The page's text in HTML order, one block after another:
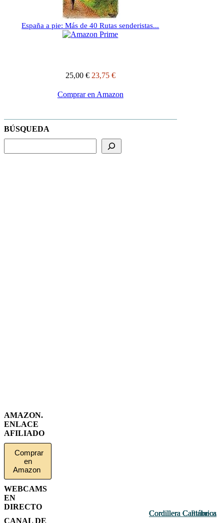
Pirineos
Cordillera Cantábrica
Cordillera Cantábrica
Cordillera Cantábrica
Cordillera Cantábrica
España a pie: Más de 40 Rutas senderistas...
25,00 € 23,75 €
Comprar en Amazon
BÚSQUEDA
AMAZON.
ENLACE
AFILIADO
Comprar
en
Amazon
WEBCAMS
EN
DIRECTO
CANAL DE